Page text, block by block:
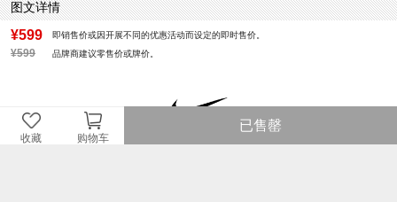
收藏 购物车
已售罄
图文详情
¥599 即销售价或因开展不同的优惠活动而设定的即时售价。
¥599 品牌商建议零售价或牌价。